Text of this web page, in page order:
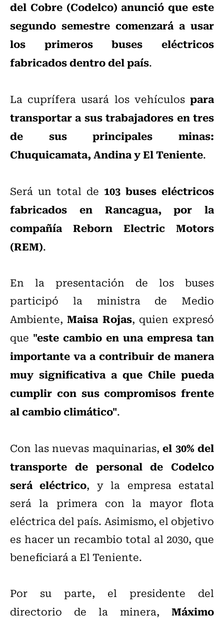
del Cobre (Codelco) anunció que este
segundo semestre comenzará a usar
los primeros buses eléctricos
fabricados dentro del país.
La cuprífera usará los vehículos para
transportar a sus trabajadores en tres
de sus principales minas:
Chuquicamata, Andina y El Teniente.
Será un total de 103 buses eléctricos
fabricados en Rancagua, por la
compañía Reborn Electric Motors
(REM).
En la presentación de los buses
participó la ministra de Medio
Ambiente,Maisa Rojas, quien expresó
que "este cambio en una empresa tan
importante va a contribuir de manera
muy significativa a que Chile pueda
cumplir con sus compromisos frente
al cambio climático".
Con las nuevas maquinarias, el 30% del
transporte de personal de Codelco
será eléctrico, y la empresa estatal
será la primera con la mayor flota
eléctrica del país. Asimismo, el objetivo
es hacer un recambio total al 2030, que
beneficiará a El Teniente.
Por su parte, el presidente del
directorio de la minera, Máximo